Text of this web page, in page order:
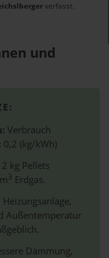
verfasst.
und
Verbrauch
0,2 (kg/kWh)
2 kg Pellets
3 Erdgas.
Außentemperatur
Dämmung,